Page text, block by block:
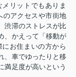
リットでもありま
のアクセスや市街地
渋滞のストレスが比
、かえって「移動が
お住まいの方から
、車でゆったりと移
満足度が高いという